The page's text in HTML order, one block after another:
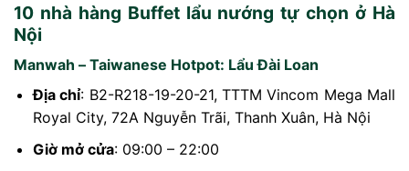
10 nhà hàng Buffet lẩu nướng tự chọn ở Hà
Nội
Manwah – Taiwanese Hotpot: Lẩu Đài Loan
Địa chỉ: B2-R218-19-20-21, TTTM Vincom Mega Mall
Royal City, 72A Nguyễn Trãi, Thanh Xuân, Hà Nội
Giờ mở cửa: 09:00 – 22:00